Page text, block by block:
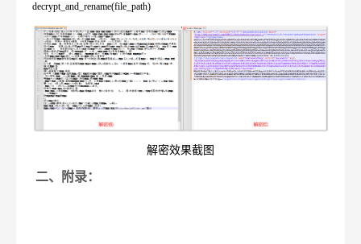
decrypt_and_rename(file_path)
解密效果截图
二、附录：